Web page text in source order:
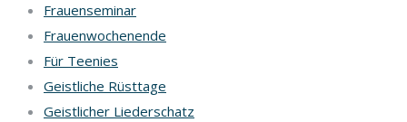
Frauenseminar
Frauenwochenende
Für Teenies
Geistliche Rüsttage
Geistlicher Liederschatz